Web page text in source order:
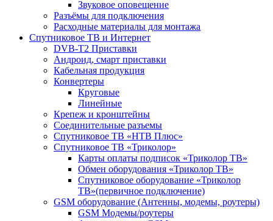
Звуковое оповещение
Разъёмы для подключения
Расходные материалы для монтажа
Спутниковое ТВ и Интернет
DVB-Т2 Приставки
Андроид, смарт приставки
Кабельная продукция
Конвертеры
Круговые
Линейные
Крепеж и кронштейны
Соединительные разъемы
Спутниковое ТВ «НТВ Плюс»
Спутниковое ТВ «Триколор»
Карты оплаты подписок «Триколор ТВ»
Обмен оборудования «Триколор ТВ»
Спутниковое оборудование «Триколор
ТВ»(первичное подключение)
GSM оборудование (Антенны, модемы, роутеры)
GSM Модемы/роутеры